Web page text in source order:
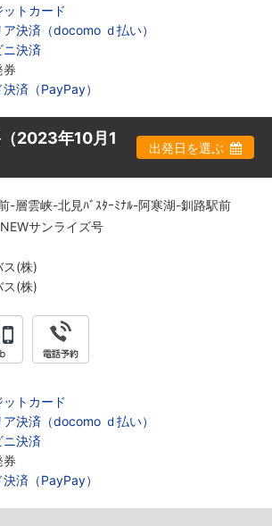
ットカード
ア決済（docomo ｄ払い）
ニ決済
券
決済（PayPay）
2023年10月1
出発日を選ぶ
-層雲峡-北見ﾊﾞｽﾀｰﾐﾅﾙ-阿寒湖-釧路駅前
NEWサンライズ号
ス(株)
ス(株)
ットカード
ア決済（docomo ｄ払い）
ニ決済
券
決済（PayPay）